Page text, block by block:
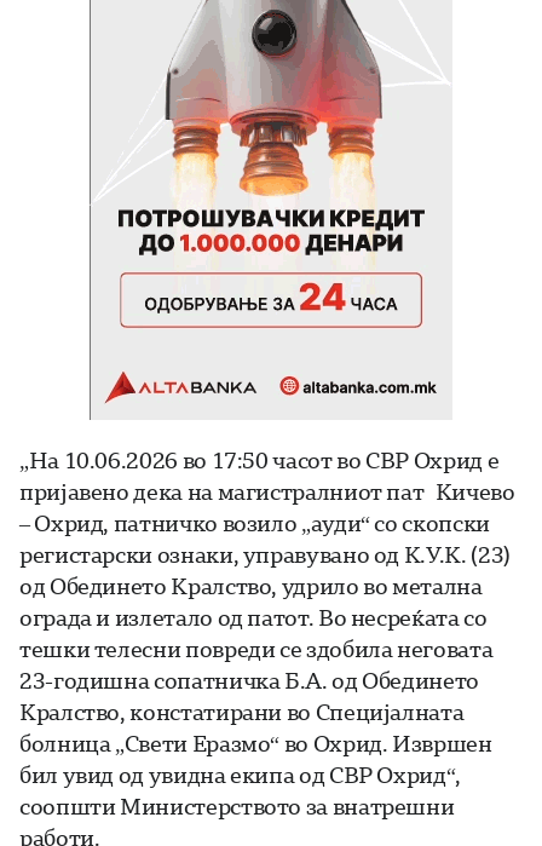
„На 10.06.2026 во 17:50 часот во СВР Охрид е
пријавено дека на магистралниот пат Кичево
– Охрид, патничко возило „ауди“ со скопски
регистарски ознаки, управувано од К.У.К. (23)
од Обединето Кралство, удрило во метална
ограда и излетало од патот. Во несреќата со
тешки телесни повреди се здобила неговата
23-годишна сопатничка Б.А. од Обединето
Кралство, констатирани во Специјалната
болница „Свети Еразмо“ во Охрид. Извршен
бил увид од увидна екипа од СВР Охрид“,
соопшти Министерството за внатрешни
работи.